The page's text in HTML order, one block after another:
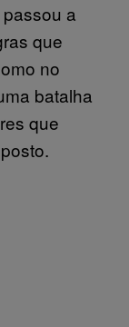
a
que
no
batalha
que